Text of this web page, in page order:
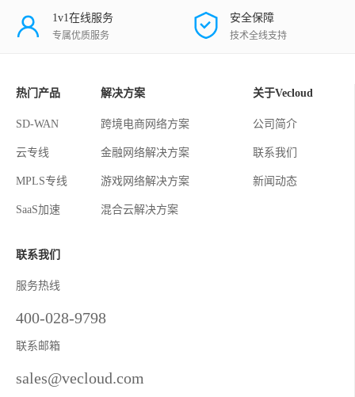
1v1在线服务
专属优质服务
安全保障
技术全线支持
热门产品
SD-WAN
云专线
MPLS专线
SaaS加速
解决方案
跨境电商网络方案
金融网络解决方案
游戏网络解决方案
混合云解决方案
关于Vecloud
公司简介
联系我们
新闻动态
联系我们
服务热线
400-028-9798
联系邮箱
sales@vecloud.com